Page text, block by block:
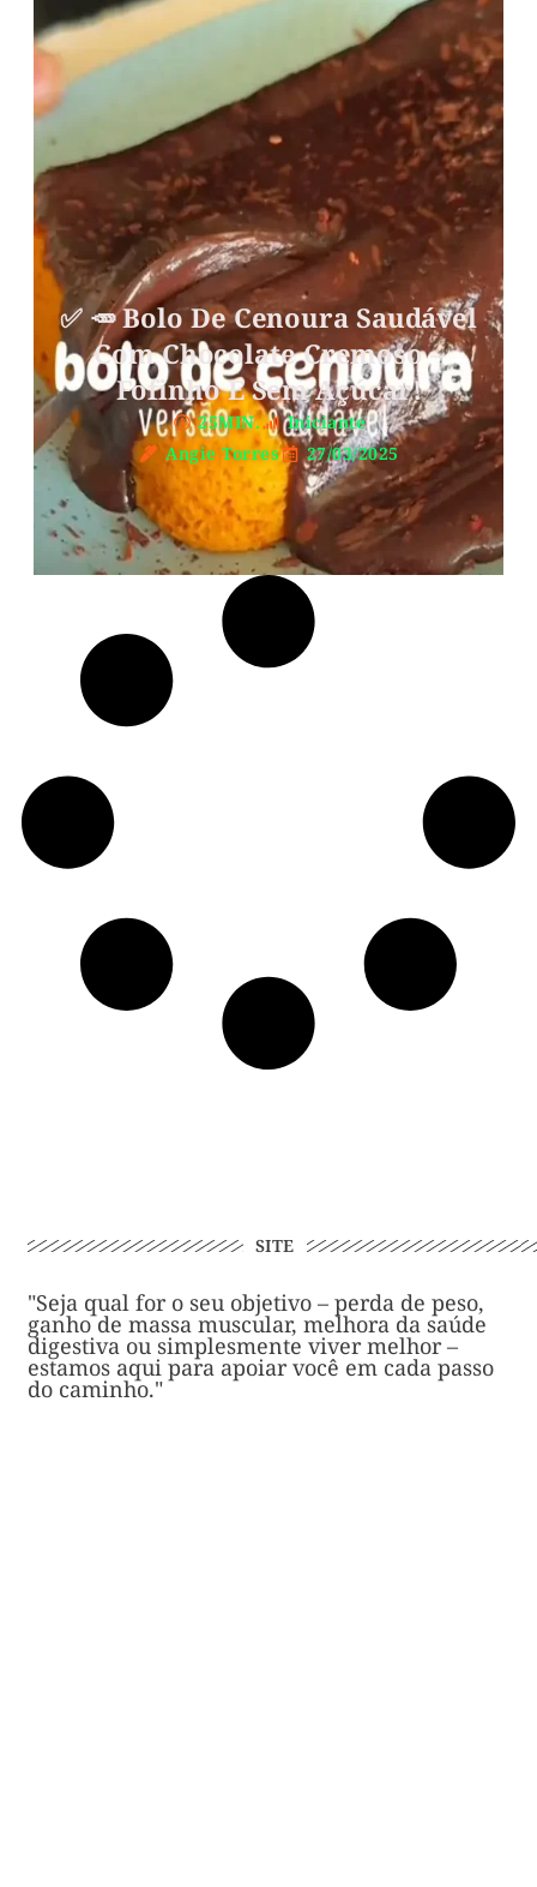
✅ 🥕 Bolo De Cenoura Saudável
Com Chocolate Cremoso –
Fofinho E Sem Açúcar!
25MIN.
Iniciante
Angie Torres
27/03/2025
SITE
"Seja qual for o seu objetivo – perda de peso,
ganho de massa muscular, melhora da saúde
digestiva ou simplesmente viver melhor –
estamos aqui para apoiar você em cada passo
do caminho."